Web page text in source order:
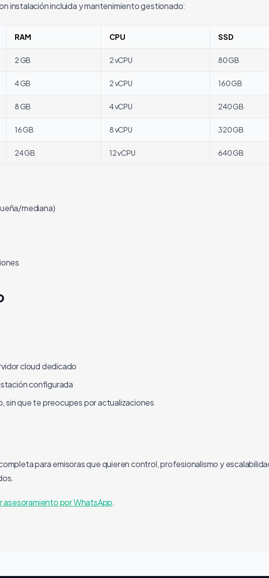
instalación incluida y mantenimiento gestionado:
RAM CPU SSD
2 GB 2 vCPU 80 GB
4 GB 2 vCPU 160 GB
8 GB 4 vCPU 240 GB
16 GB 8 vCPU 320 GB
24 GB 12 vCPU 640 GB
mediana)
cloud dedicado
configurada
sin que te preocupes por actualizaciones
para emisoras que quieren control, profesionalismo y
asesoramiento por WhatsApp.